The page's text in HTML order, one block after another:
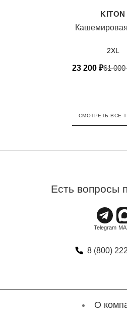
KITON
2XL
23 200 ₽61 000
СМОТРЕТЬ ВСЕ
Есть вопросы
8 (800)
О